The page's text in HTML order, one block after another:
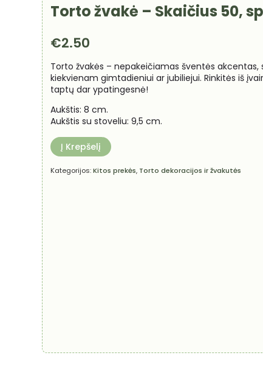
Torto žvakė – Skaičius 50,
€2.50
Torto žvakės – nepakeičiamas šventės
kiekvienam gimtadieniui ar jubiliejui. Rinkitės iš
taptų dar ypatingesnė!
Aukštis: 8 cm.
Aukštis su stoveliu: 9,5 cm.
Į Krepšelį
Kategorijos:Kitos prekės, Torto dekoracijos ir žvakutės